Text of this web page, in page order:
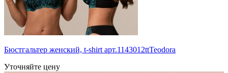
Бюстгальтер женский, t-shirt арт.1143012ttTeodora
Уточняйте цену